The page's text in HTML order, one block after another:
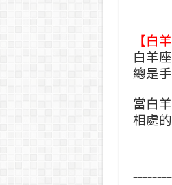
【白
白羊
總是
當白
相處